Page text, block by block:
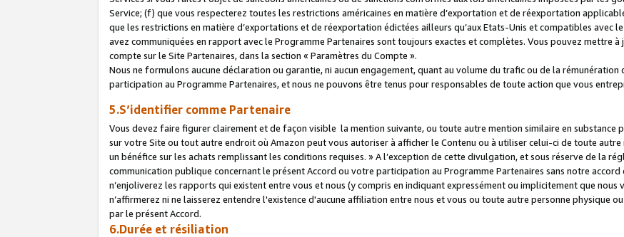
Service; (f) que vous respecterez toutes les restrictions américaines en matière d’exportation et de réexportation
que les restrictions en matière d’exportations et de réexportation édictées ailleurs qu’aux Etats-Unis et compatibles avec
avez communiquées en rapport avec le Programme Partenaires sont toujours exactes et complètes. Vous pouvez mettre
compte sur le Site Partenaires, dans la section « Paramètres du Compte ».
Nous ne formulons aucune déclaration ou garantie, ni aucun engagement, quant au volume du trafic ou de la
participation au Programme Partenaires, et nous ne pouvons être tenus pour responsables de toute action que vous
5.S’identifier comme Partenaire
Vous devez faire figurer clairement et de façon visible la mention suivante, ou toute autre mention similaire en substance
sur votre Site ou tout autre endroit où Amazon peut vous autoriser à afficher le Contenu ou à utiliser celui-ci de toute autre
un bénéfice sur les achats remplissant les conditions requises. » A l’exception de cette divulgation, et sous réserve de la
communication publique concernant le présent Accord ou votre participation au Programme Partenaires sans notre
n’enjoliverez les rapports qui existent entre vous et nous (y compris en indiquant expressément ou implicitement que nous
n’affirmerez ni ne laisserez entendre l'existence d'aucune affiliation entre nous et vous ou toute autre personne physique
par le présent Accord.
6.Durée et résiliation